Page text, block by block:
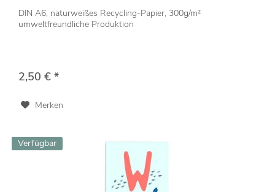
DIN A6, naturweißes Recycling-Papier, 300g/m²
umweltfreundliche Produktion
2,50 € *
Merken
Verfügbar